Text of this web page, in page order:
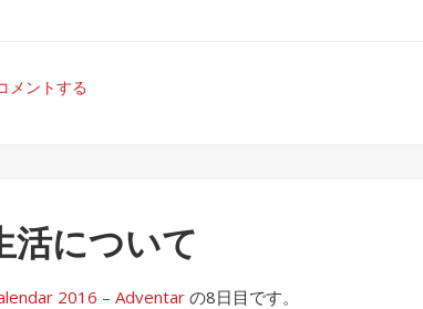
メントする
活について
2016 – Adventar の8日目です。